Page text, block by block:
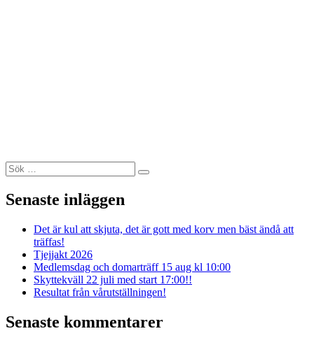
Sök
efter:
Sök
Senaste inläggen
Det är kul att skjuta, det är gott med korv men bäst ändå att
träffas!
Tjejjakt 2026
Medlemsdag och domarträff 15 aug kl 10:00
Skyttekväll 22 juli med start 17:00!!
Resultat från vårutställningen!
Senaste kommentarer